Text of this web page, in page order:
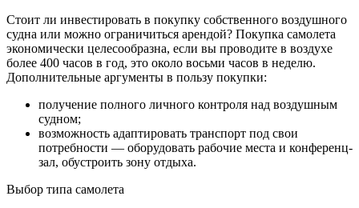
Стоит ли инвестировать в покупку собственного воздушного
судна или можно ограничиться арендой? Покупка самолета
экономически целесообразна, если вы проводите в воздухе
более 400 часов в год, это около восьми часов в неделю.
Дополнительные аргументы в пользу покупки:
получение полного личного контроля над воздушным
судном;
возможность адаптировать транспорт под свои
потребности — оборудовать рабочие места и конференц-
зал, обустроить зону отдыха.
Выбор типа самолета